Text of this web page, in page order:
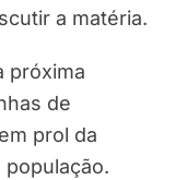
a matéria.
próxima
de
prol da